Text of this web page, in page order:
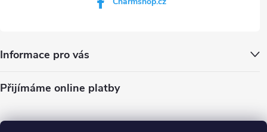
Informace pro vás
Přijímáme online platby